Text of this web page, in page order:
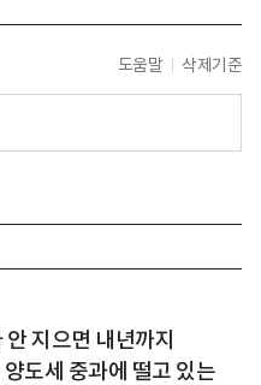
도움말 삭제기준
지으면 내년까지
도세 중과에 떨고 있는